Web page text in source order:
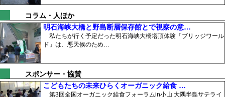
コラム・人ほか
明石海峡大橋と野島断層保存館とで視察の意…
私たちが行く予定だった明石海峡大橋塔頂体験「ブリッジワール
ド」は、悪天候のため…
スポンサー・協賛
こどもたちの未来ひらくオーガニック給食 …
第3回全国オーガニック給食フォーラムin小山 大隅半島サテライ